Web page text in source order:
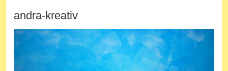
andra-kreativ